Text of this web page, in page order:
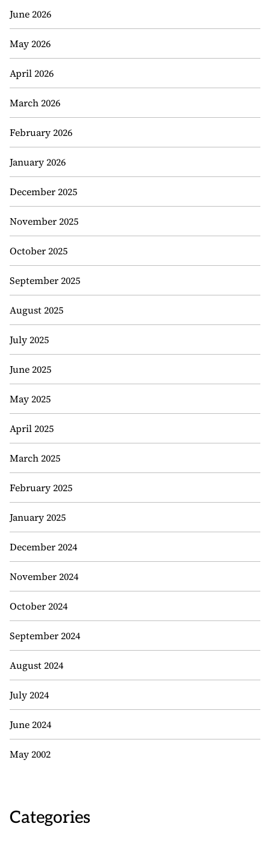
June 2026
May 2026
April 2026
March 2026
February 2026
January 2026
December 2025
November 2025
October 2025
September 2025
August 2025
July 2025
June 2025
May 2025
April 2025
March 2025
February 2025
January 2025
December 2024
November 2024
October 2024
September 2024
August 2024
July 2024
June 2024
May 2002
Categories